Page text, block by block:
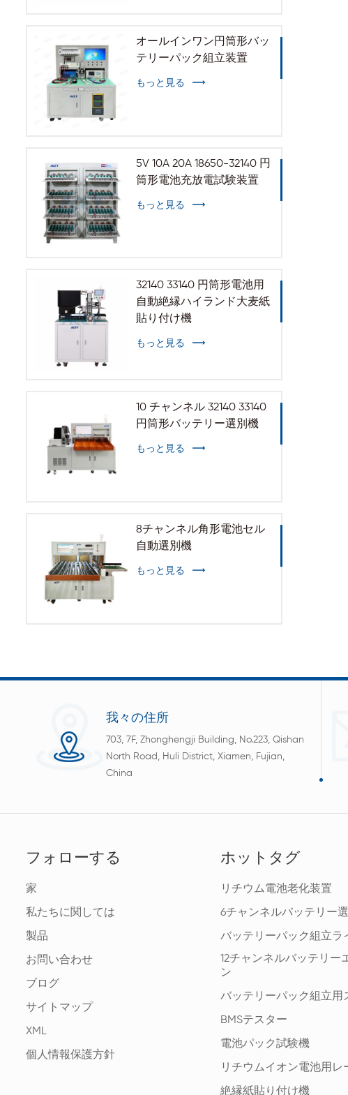
オールインワン円筒形バッ
テリーパック組立装置
もっと見る
5V 10A 20A 18650-32140 円
筒形電池充放電試験装置
もっと見る
32140 33140 円筒形電池用
自動絶縁ハイランド大麦紙
貼り付け機
もっと見る
10 チャンネル 32140 33140
円筒形バッテリー選別機
もっと見る
8チャンネル角形電池セル
自動選別機
もっと見る
我々の住所
703, 7F, Zhonghengji Building, No.223, Qishan
North Road, Huli District, Xiamen, Fujian,
China
フォローする
家
私たちに関しては
製品
お問い合わせ
ブログ
サイトマップ
XML
個人情報保護方針
ホットタグ
リチウム電池老化装置
6チャンネルバッテリー
バッテリーパック組立ラ
12チャンネルバッテリー
ン
バッテリーパック組立用
BMSテスター
電池パック試験機
リチウムイオン電池用レ
絶縁紙貼り付け機